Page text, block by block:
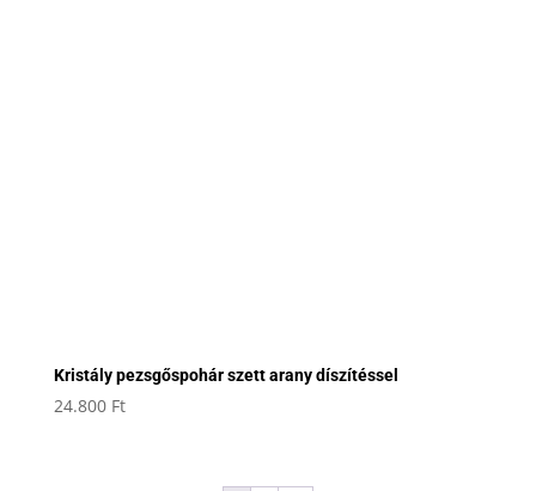
Kristály pezsgőspohár szett arany díszítéssel
24.800 Ft